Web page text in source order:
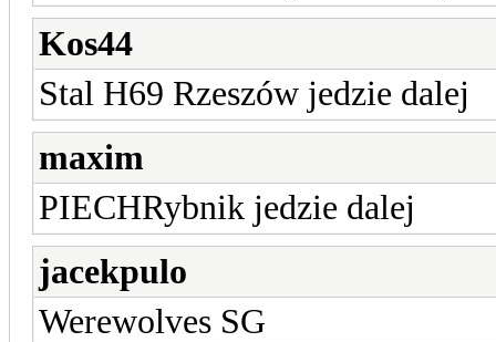
Kos44
Stal H69 Rzeszów jedzie dalej
maxim
PIECHRybnik jedzie dalej
jacekpulo
Werewolves SG